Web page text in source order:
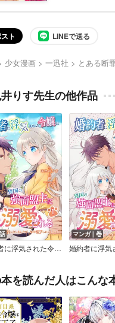
ト LINEで送る
少女漫画 一迅社 とある断
りす先生の他作品
の強面盟主に溺愛される～呪いで猫になりましたが、毎日モフられています～
マンガ｜巻
を読んだ人はこんな